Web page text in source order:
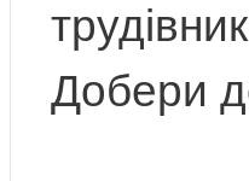
Добери